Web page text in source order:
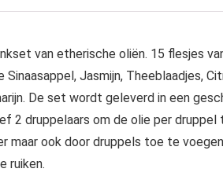
van etherische oliën. 15 flesjes
Jasmijn, Theeblaadjes,
De set wordt geleverd in een
2 druppelaars om de olie per
maar ook door druppels toe te
ruiken.